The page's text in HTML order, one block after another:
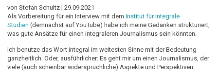
von Stefan Schultz | 29.09.2021
Als Vorbereitung für ein Interview mit dem Institut für integrale
Studien (demnächst auf YouTube) habe ich meine Gedanken strukturiert,
was gute Ansätze für einen integraleren Journalismus sein könnten.
Ich benutze das Wort integral im weitesten Sinne mit der Bedeutung
ganzheitlich. Oder, ausführlicher: Es geht mir um einen Journalismus, der
viele (auch scheinbar widersprüchliche) Aspekte und Perspektiven